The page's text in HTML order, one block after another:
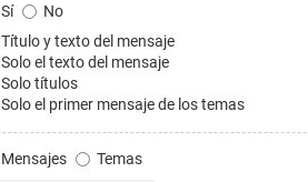
Sí
No
Título y texto del mensaje
Solo el texto del mensaje
Solo títulos
Solo el primer mensaje de los temas
Mensajes
Temas